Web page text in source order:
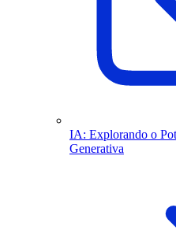
IA: Explorando o
Generativa